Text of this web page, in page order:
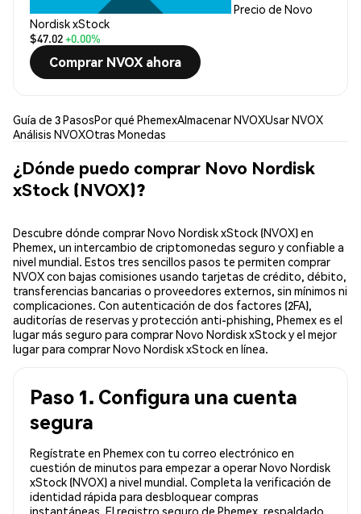
Precio de Novo
Nordisk xStock
$47.02+0.00%
Comprar NVOX ahora
Guía de 3 PasosPor qué PhemexAlmacenar NVOXUsar NVOX
Análisis NVOXOtras Monedas
¿Dónde puedo comprar Novo Nordisk
xStock (NVOX)?
Descubre dónde comprar Novo Nordisk xStock (NVOX) en
Phemex, un intercambio de criptomonedas seguro y confiable a
nivel mundial. Estos tres sencillos pasos te permiten comprar
NVOX con bajas comisiones usando tarjetas de crédito, débito,
transferencias bancarias o proveedores externos, sin mínimos ni
complicaciones. Con autenticación de dos factores (2FA),
auditorías de reservas y protección anti-phishing, Phemex es el
lugar más seguro para comprar Novo Nordisk xStock y el mejor
lugar para comprar Novo Nordisk xStock en línea.
Paso 1. Configura una cuenta
segura
Regístrate en Phemex con tu correo electrónico en
cuestión de minutos para empezar a operar Novo Nordisk
xStock (NVOX) a nivel mundial. Completa la verificación de
identidad rápida para desbloquear compras
instantáneas. El registro seguro de Phemex, respaldado